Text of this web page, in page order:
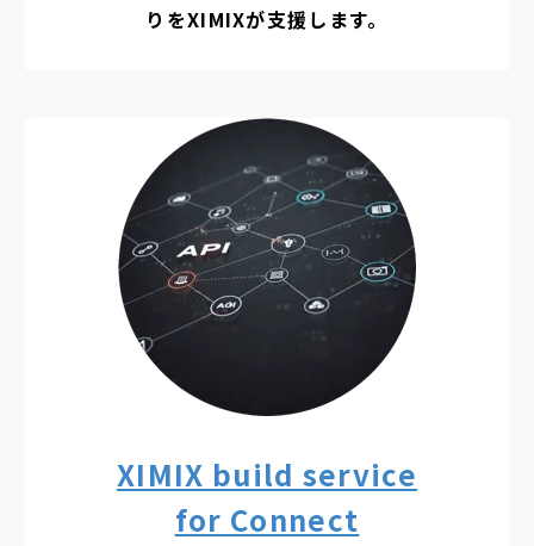
りをXIMIXが支援します。
XIMIX build service
for Connect